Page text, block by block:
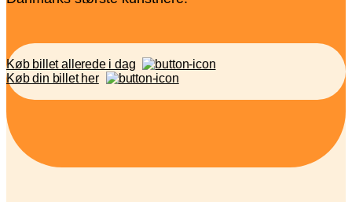
Køb billet allerede i dag
Køb din billet her